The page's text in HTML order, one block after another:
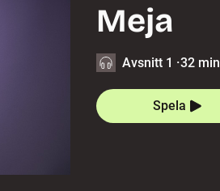
Meja
Avsnitt 1 ·32 min
Spela